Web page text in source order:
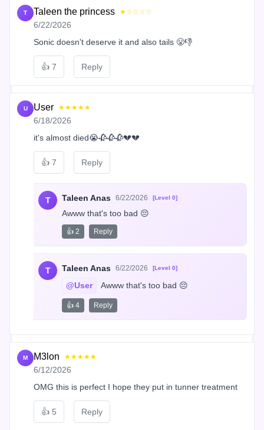
T Taleen the princess ★☆☆☆☆
6/22/2026
Sonic doesn't deserve it and also tails 😤👎
👍 7 Reply
U User ★★★★★
6/18/2026
it's almost died😭🥀🥀🥀💔💔
👍 7 Reply
T Taleen Anas 6/22/2026 [Level 0]
Awww that's too bad 😔
👍 2 Reply
T Taleen Anas 6/22/2026 [Level 0]
@User Awww that's too bad 😔
👍 4 Reply
M M3lon ★★★★★
6/12/2026
OMG this is perfect I hope they put in tunner treatment
👍 5 Reply